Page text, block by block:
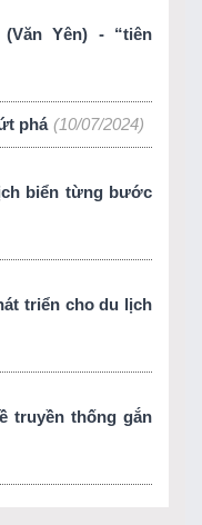
Yên) - “tiên
phá (10/07/2024)
biển từng bước
triển cho du lịch
truyền thống gắn